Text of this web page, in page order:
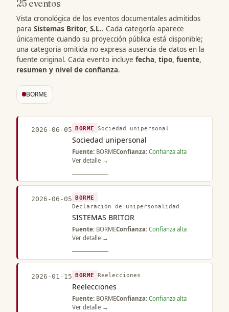
25 eventos
Vista cronológica de los eventos documentales admitidos
para Sistemas Britor, S.L.. Cada categoría aparece
únicamente cuando su proyección pública está disponible;
una categoría omitida no expresa ausencia de datos en la
fuente original. Cada evento incluye fecha, tipo, fuente,
resumen y nivel de confianza.
BORME
2026-06-05 BORME Sociedad unipersonal
Sociedad unipersonal
Fuente: BORMEConfianza: Confianza alta
Ver detalle →
2026-06-05 BORME
Declaración de unipersonalidad
SISTEMAS BRITOR
Fuente: BORMEConfianza: Confianza alta
Ver detalle →
2026-01-15 BORME Reelecciones
Reelecciones
Fuente: BORMEConfianza: Confianza alta
Ver detalle →